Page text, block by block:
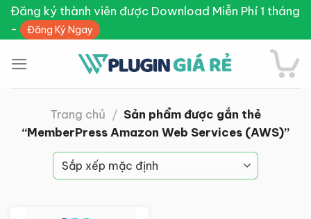
Skip
content
Đăng ký thành viên được Download Miễn Phí 1 tháng
-
Đăng Ký Ngay
Trang chủ / Sản phẩm được gắn thẻ
“MemberPress Amazon Web Services (AWS)”